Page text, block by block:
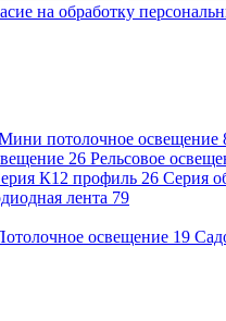
на обработку
потолочное освещение
26 Рельсовое
К12 профиль 26 Серия
лента 79
освещение 19